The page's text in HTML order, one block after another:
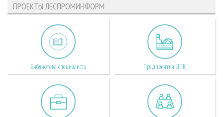
ПРОЕКТЫ ЛЕСПРОМИНФОРМ
Библиотека специалиста Предприятия ЛПК